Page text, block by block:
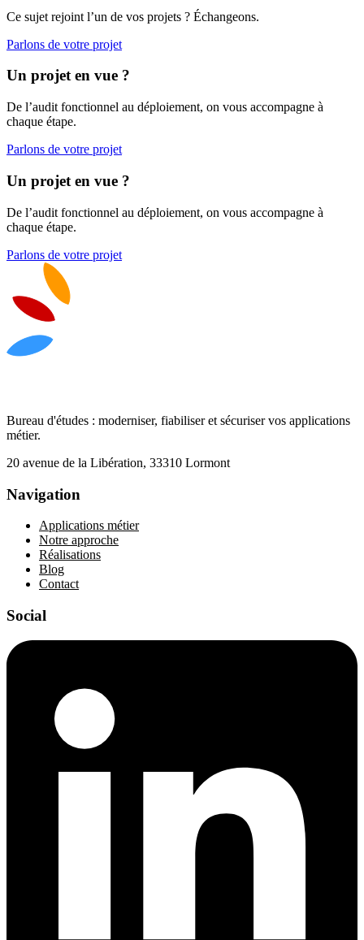
Ce sujet rejoint l’un de vos projets ? Échangeons.
Parlons de votre projet
Un projet en vue ?
De l’audit fonctionnel au déploiement, on vous accompagne à
chaque étape.
Parlons de votre projet
Un projet en vue ?
De l’audit fonctionnel au déploiement, on vous accompagne à
chaque étape.
Parlons de votre projet
Bureau d'études : moderniser, fiabiliser et sécuriser vos applications
métier.
20 avenue de la Libération, 33310 Lormont
Navigation
Applications métier
Notre approche
Réalisations
Blog
Contact
Social